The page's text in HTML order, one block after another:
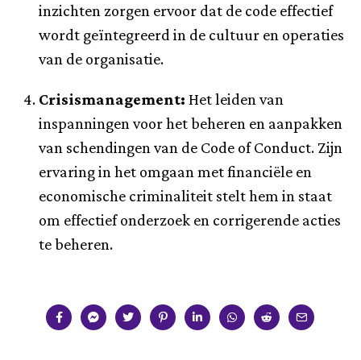
inzichten zorgen ervoor dat de code effectief
wordt geïntegreerd in de cultuur en operaties
van de organisatie.
Crisismanagement: Het leiden van
inspanningen voor het beheren en aanpakken
van schendingen van de Code of Conduct. Zijn
ervaring in het omgaan met financiële en
economische criminaliteit stelt hem in staat
om effectief onderzoek en corrigerende acties
te beheren.